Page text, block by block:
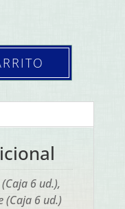
6 ud.),
(Caja 6 ud.)